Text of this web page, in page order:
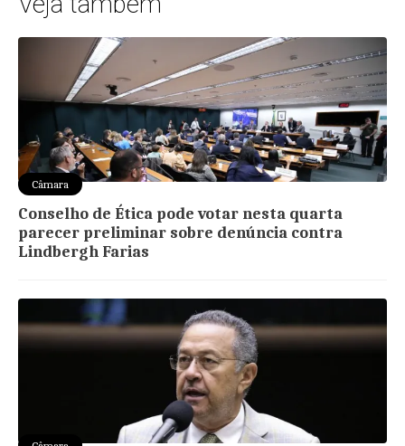
Câmara
Conselho de Ética pode votar nesta quarta
parecer preliminar sobre denúncia contra
Lindbergh Farias